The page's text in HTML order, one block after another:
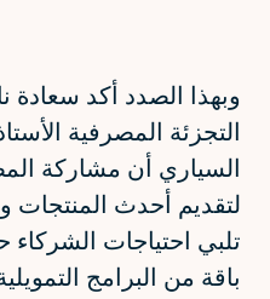
وبهذا الصدد أكد
التجزئة المصرفية
السياري أن مشاركة
لتقديم أحدث المنتجات
تلبي احتياجات
باقة من البرامج